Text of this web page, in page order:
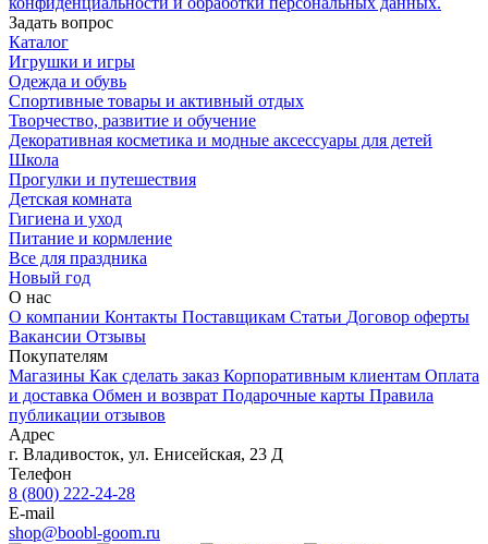
Задать вопрос
Каталог
Игрушки и игры
Одежда и обувь
Спортивные товары и активный отдых
Творчество, развитие и обучение
Декоративная косметика и модные аксессуары для детей
Школа
Прогулки и путешествия
Детская комната
Гигиена и уход
Питание и кормление
Все для праздника
Новый год
О нас
О компании Контакты Поставщикам Статьи Договор оферты
Вакансии Отзывы
Покупателям
Магазины Как сделать заказ Корпоративным клиентам Оплата
и доставка Обмен и возврат Подарочные карты Правила
публикации отзывов
Адрес
г. Владивосток, ул. Енисейская, 23 Д
Телефон
8 (800) 222-24-28
E-mail
shop@boobl-goom.ru